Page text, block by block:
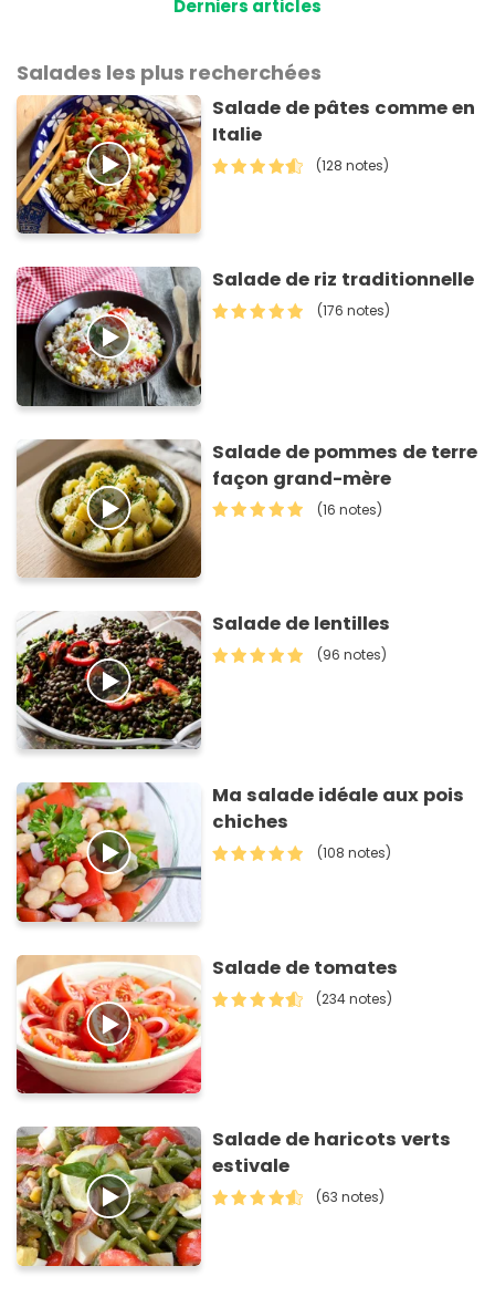
Derniers articles
Salades les plus recherchées
Salade de pâtes comme en
Italie
(128 notes)
Salade de riz traditionnelle
(176 notes)
Salade de pommes de terre
façon grand-mère
(16 notes)
Salade de lentilles
(96 notes)
Ma salade idéale aux pois
chiches
(108 notes)
Salade de tomates
(234 notes)
Salade de haricots verts
estivale
(63 notes)